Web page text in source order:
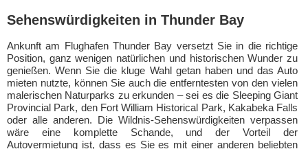
Sehenswürdigkeiten in Thunder Bay
Ankunft am Flughafen Thunder Bay versetzt Sie in die richtige
Position, ganz wenigen natürlichen und historischen Wunder zu
genießen. Wenn Sie die kluge Wahl getan haben und das Auto
mieten nutzte, können Sie auch die entferntesten von den vielen
malerischen Naturparks zu erkunden – sei es die Sleeping Giant
Provincial Park, den Fort William Historical Park, Kakabeka Falls
oder alle anderen. Die Wildnis-Sehenswürdigkeiten verpassen
wäre eine komplette Schande, und der Vorteil der
Autovermietung ist, dass es Sie es mit einer anderen beliebten